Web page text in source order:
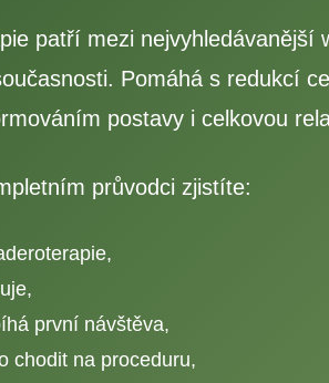
patří mezi nejvyhledávanější
Pomáhá s redukcí
postavy i celkovou
průvodci zjistíte:
první návštěva,
chodit na proceduru,